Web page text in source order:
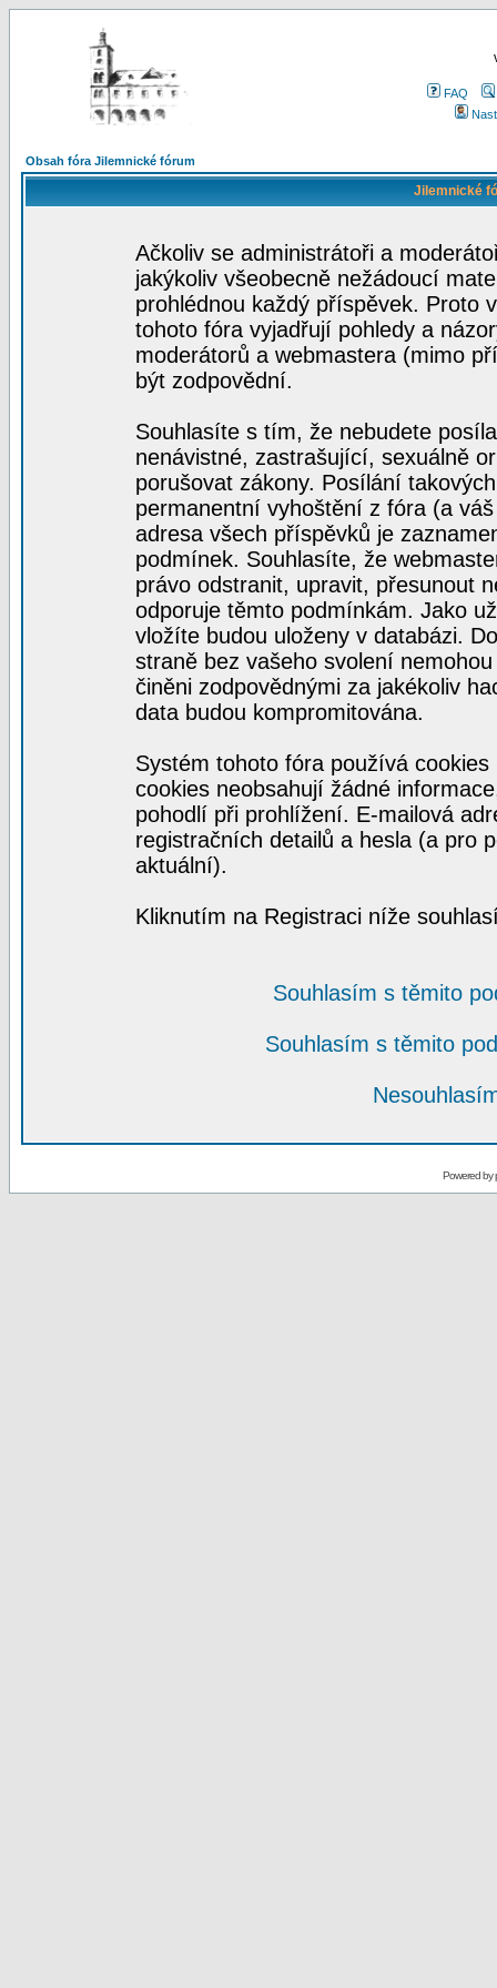
FAQ
Obsah fóra Jilemnické fórum
Jilemnické
Ačkoliv se administrátoři a
jakýkoliv všeobecně nežádoucí
prohlédnou každý příspěvek. Proto
tohoto fóra vyjadřují pohledy a
moderátorů a webmastera (mimo
být zodpovědní.
Souhlasíte s tím, že nebudete
nenávistné, zastrašující, sexuálně
porušovat zákony. Posílání
permanentní vyhoštění z fóra (a
adresa všech příspěvků je
podmínek. Souhlasíte, že
právo odstranit, upravit, přesunout
odporuje těmto podmínkám. Jako
vložíte budou uloženy v databázi.
straně bez vašeho svolení
činěni zodpovědnými za jakékoliv
data budou kompromitována.
Systém tohoto fóra používá
cookies neobsahují žádné
pohodlí při prohlížení. E-mailová
registračních detailů a hesla (a pro
aktuální).
Kliknutím na Registraci níže
Souhlasím s těmito
Souhlasím s těmito
Powered by